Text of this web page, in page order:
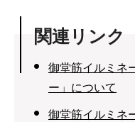
関連リンク
御堂筋イルミネ
ー」について
御堂筋イルミネ